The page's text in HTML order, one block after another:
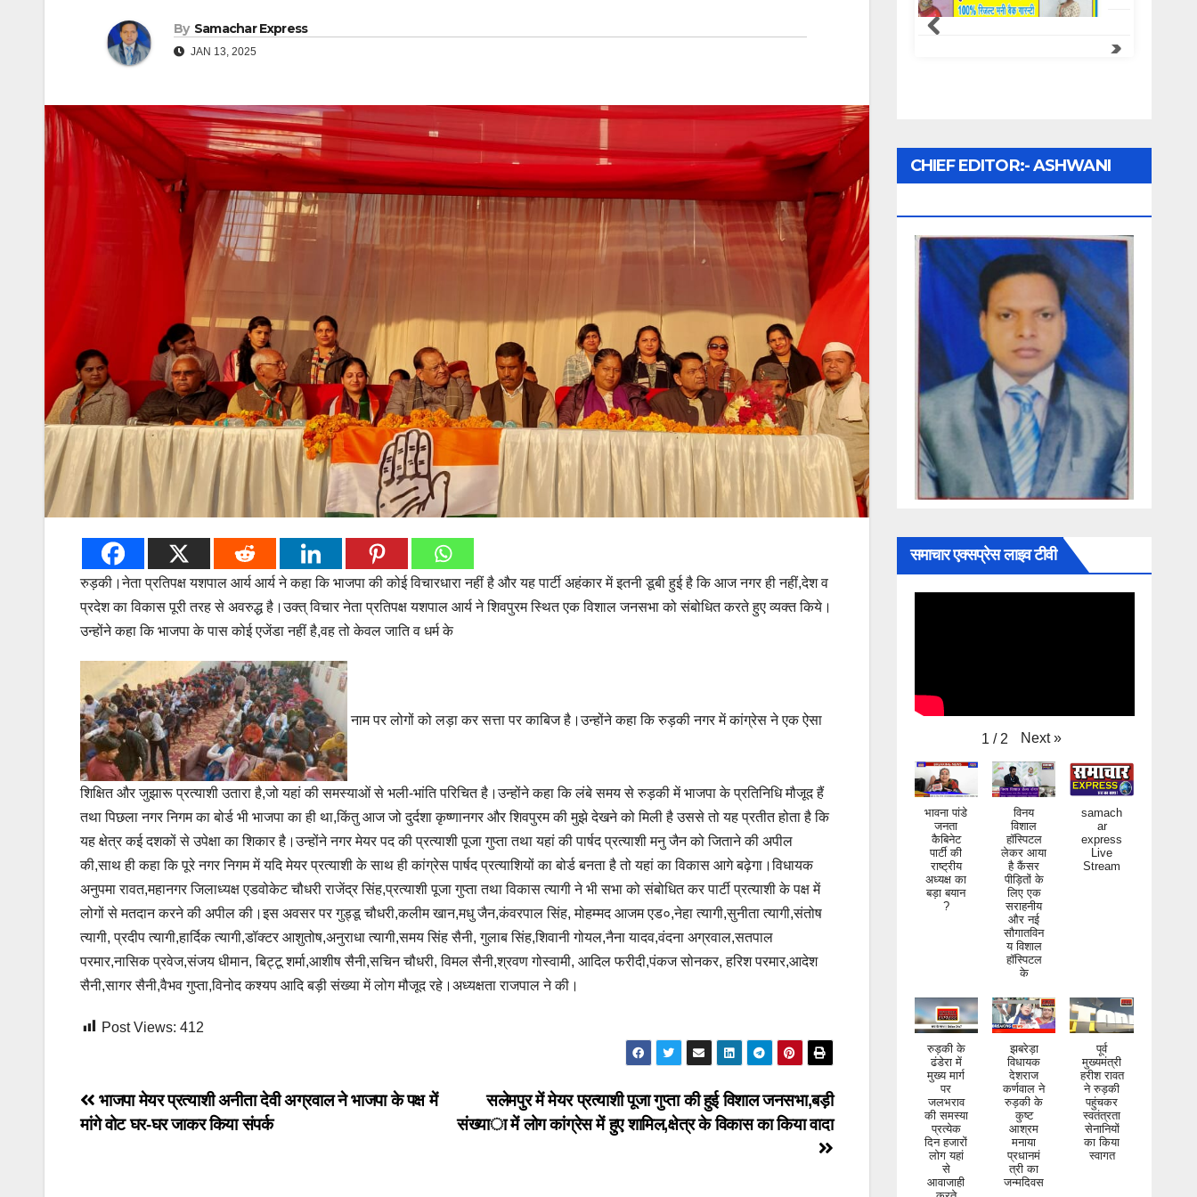
By Samachar Express
JAN 13, 2025
रुड़की।नेता प्रतिपक्ष यशपाल आर्य आर्य ने कहा कि भाजपा की कोई विचारधारा नहीं है और यह पार्टी अहंकार में इतनी डूबी हुई है कि आज नगर ही नहीं,देश व
प्रदेश का विकास पूरी तरह से अवरुद्ध है।उक्त् विचार नेता प्रतिपक्ष यशपाल आर्य ने शिवपुरम स्थित एक विशाल जनसभा को संबोधित करते हुए व्यक्त किये।
उन्होंने कहा कि भाजपा के पास कोई एजेंडा नहीं है,वह तो केवल जाति व धर्म के
नाम पर लोगों को लड़ा कर सत्ता पर काबिज है।उन्होंने कहा कि रुड़की नगर में कांग्रेस ने एक ऐसा
शिक्षित और जुझारू प्रत्याशी उतारा है,जो यहां की समस्याओं से भली-भांति परिचित है।उन्होंने कहा कि लंबे समय से रुड़की में भाजपा के प्रतिनिधि मौजूद हैं
तथा पिछला नगर निगम का बोर्ड भी भाजपा का ही था,किंतु आज जो दुर्दशा कृष्णानगर और शिवपुरम की मुझे देखने को मिली है उससे तो यह प्रतीत होता है कि
यह क्षेत्र कई दशकों से उपेक्षा का शिकार है।उन्होंने नगर मेयर पद की प्रत्याशी पूजा गुप्ता तथा यहां की पार्षद प्रत्याशी मनु जैन को जिताने की अपील
की,साथ ही कहा कि पूरे नगर निगम में यदि मेयर प्रत्याशी के साथ ही कांग्रेस पार्षद प्रत्याशियों का बोर्ड बनता है तो यहां का विकास आगे बढ़ेगा।विधायक
अनुपमा रावत,महानगर जिलाध्यक्ष एडवोकेट चौधरी राजेंद्र सिंह,प्रत्याशी पूजा गुप्ता तथा विकास त्यागी ने भी सभा को संबोधित कर पार्टी प्रत्याशी के पक्ष में
लोगों से मतदान करने की अपील की।इस अवसर पर गुड्डू चौधरी,कलीम खान,मधु जैन,कंवरपाल सिंह, मोहम्मद आजम एड०,नेहा त्यागी,सुनीता त्यागी,संतोष
त्यागी, प्रदीप त्यागी,हार्दिक त्यागी,डॉक्टर आशुतोष,अनुराधा त्यागी,समय सिंह सैनी, गुलाब सिंह,शिवानी गोयल,नैना यादव,वंदना अग्रवाल,सतपाल
परमार,नासिक प्रवेज,संजय धीमान, बिट्टू शर्मा,आशीष सैनी,सचिन चौधरी, विमल सैनी,श्रवण गोस्वामी, आदिल फरीदी,पंकज सोनकर, हरिश परमार,आदेश
सैनी,सागर सैनी,वैभव गुप्ता,विनोद कश्यप आदि बड़ी संख्या में लोग मौजूद रहे।अध्यक्षता राजपाल ने की।
Post Views: 412
Post
navigation
सलेमपुर में मेयर प्रत्याशी पूजा गुप्ता की हुई विशाल जनसभा,बड़ी
संख्या में लोग कांग्रेस में हुए शामिल,क्षेत्र के विकास का किया वादा
भाजपा मेयर प्रत्याशी अनीता देवी अग्रवाल ने भाजपा के पक्ष में
मांगे वोट घर-घर जाकर किया संपर्क
CHIEF EDITOR:- ASHWANI
समाचार एक्सप्रेस लाइव टीवी
1 / 2 Next
भावना पांडे
जनता
कैबिनेट
पार्टी की
राष्ट्रीय
अध्यक्ष का
बड़ा बयान
?
विनय
विशाल
हॉस्पिटल
लेकर आया
है कैंसर
पीड़ितों के
लिए एक
सराहनीय
और नई
सौगातविन
य विशाल
हॉस्पिटल
के
ar
express
Live
Stream
रुड़की के
ढंडेरा में
मुख्य मार्ग
पर
जलभराव
की समस्या
प्रत्येक
दिन हजारों
लोग यहां
से
आवाजाही
करते
झबरेड़ा
विधायक
देशराज
कर्णवाल ने
रुड़की के
कुष्ट
आश्रम
मनाया
प्रधानमं
त्री का
जन्मदिवस
पूर्व
मुख्यमंत्री
हरीश रावत
ने रुड़की
पहुंचकर
स्वतंत्रता
सेनानियों
का किया
स्वागत